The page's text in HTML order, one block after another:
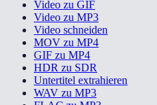
Video zu GIF
Video zu MP3
Video schneiden
MOV zu MP4
GIF zu MP4
HDR zu SDR
Untertitel extrahieren
WAV zu MP3